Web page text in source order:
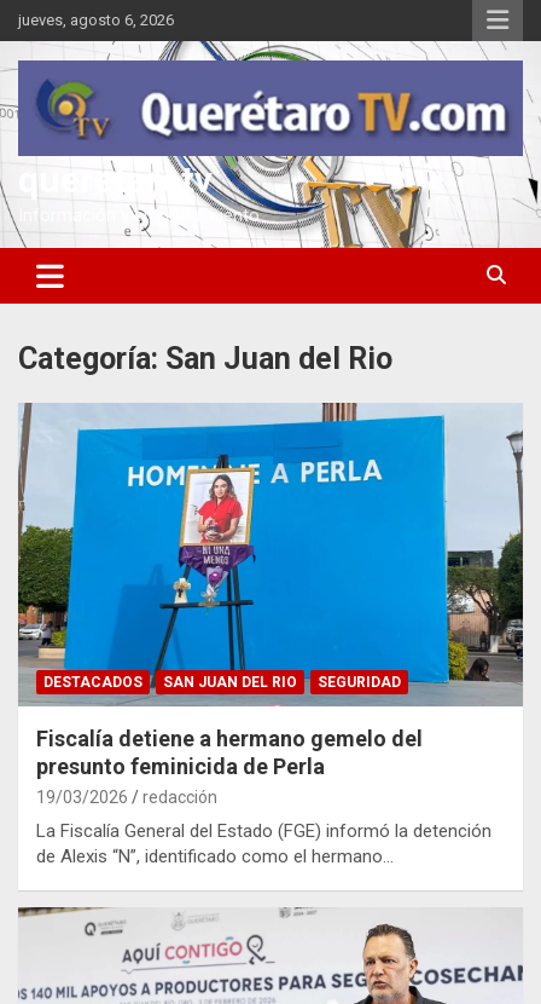
Saltar
al
contenido
jueves, agosto 6, 2026
queretarotv
Información y entretenimiento
Categoría: San Juan del Rio
DESTACADOS SAN JUAN DEL RIO SEGURIDAD
Fiscalía detiene a hermano gemelo del
presunto feminicida de Perla
19/03/2026 redacción
La Fiscalía General del Estado (FGE) informó la detención
de Alexis “N”, identificado como el hermano…